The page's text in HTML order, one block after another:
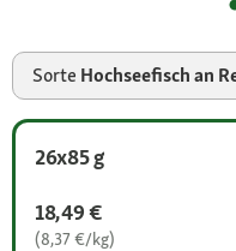
Sorte Hochseefisch an
26x85 g
18,49 €
(8,37 €/kg)